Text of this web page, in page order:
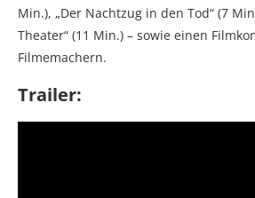
Min.), „Der Nachtzug in den Tod“ (7
Theater“ (11 Min.) – sowie einen
Filmemachern.
Trailer: